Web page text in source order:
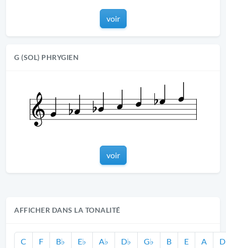
voir
G (SOL) PHRYGIEN
voir
AFFICHER DANS LA TONALITÉ
C F B♭ E♭ A♭ D♭ G♭ B E A D